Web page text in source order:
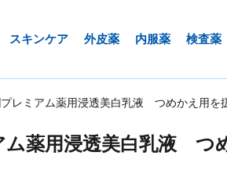
スキンケア 外皮薬 内服薬 検査薬
レミアム薬用浸透美白乳液 つめかえ用を
薬用浸透美白乳液 つ